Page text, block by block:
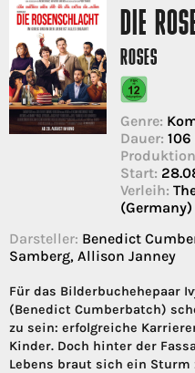
DIE
ROSES
Genre:
Dauer:
Start:
Verleih:
Darsteller: Benedict
Samberg, Allison Janney
Für das Bilderbuchehepaar
(Benedict Cumberbatch)
zu sein: erfolgreiche
Kinder. Doch hinter der
Lebens braut sich ein Sturm